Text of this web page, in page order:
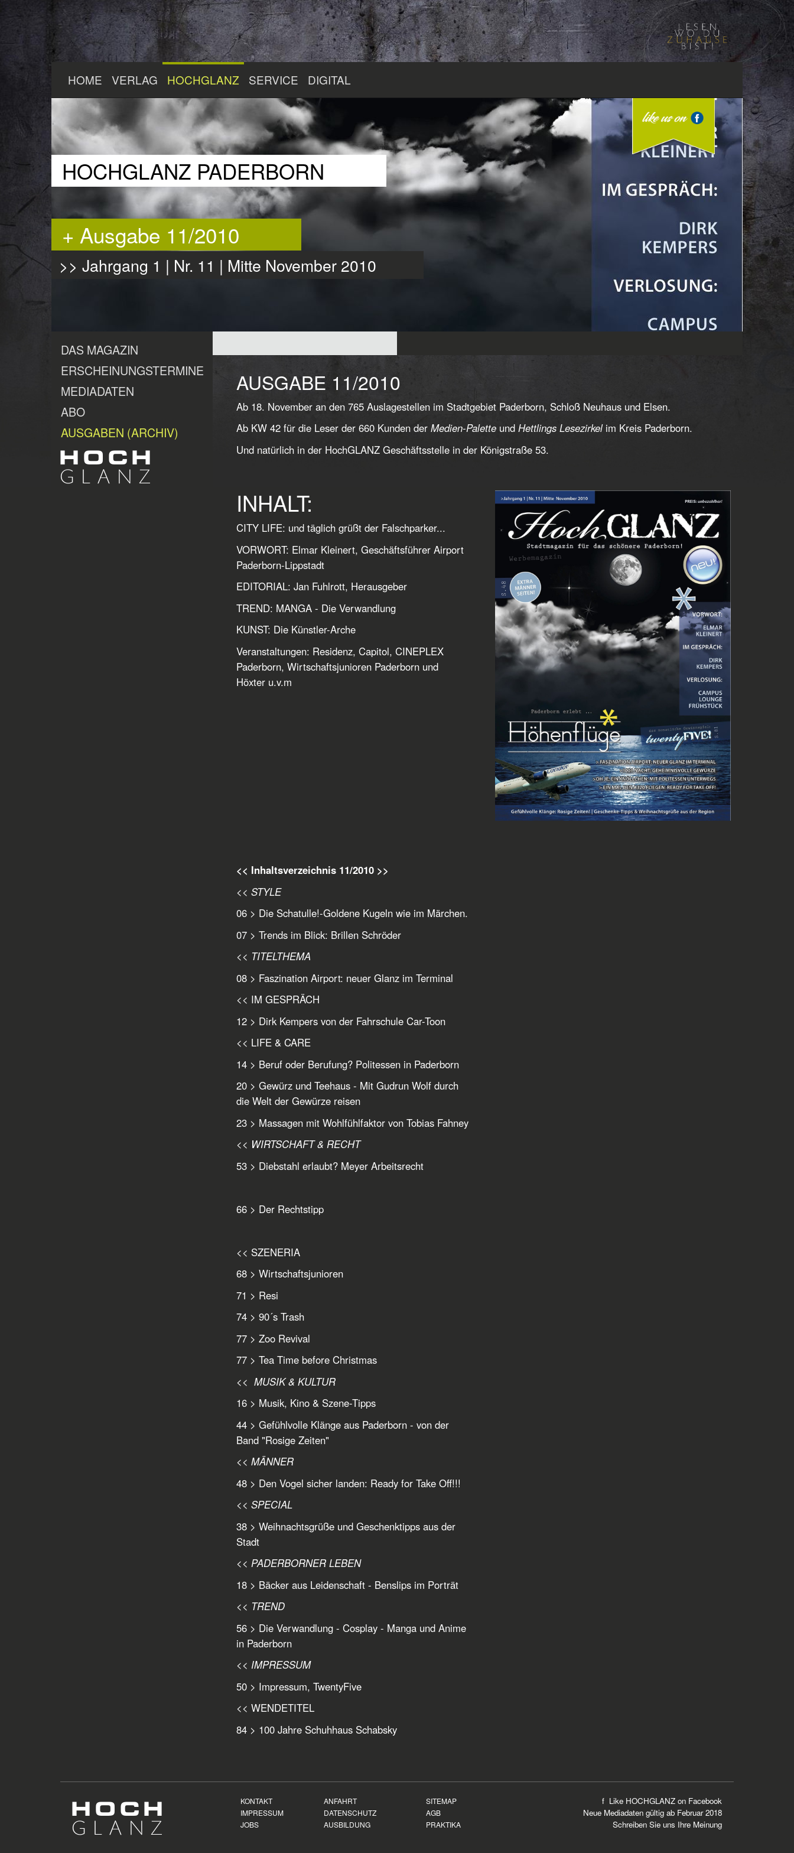
Hauptinhalt
HOME VERLAG HOCHGLANZ SERVICE DIGITAL
HOCHGLANZ PADERBORN
+ Ausgabe 11/2010
>> Jahrgang 1 | Nr. 11 | Mitte November 2010
DAS MAGAZIN
ERSCHEINUNGSTERMINE
MEDIADATEN
ABO
AUSGABEN (ARCHIV)
AUSGABE 11/2010
Ab 18. November an den 765 Auslagestellen im Stadtgebiet Paderborn, Schloß Neuhaus und Elsen.
Ab KW 42 für die Leser der 660 Kunden der Medien-Paletteund Hettlings Lesezirkelim Kreis Paderborn.
Und natürlich in der HochGLANZ Geschäftsstelle in der Königstraße 53.
INHALT:
CITY LIFE: und täglich grüßt der Falschparker...
VORWORT: Elmar Kleinert, Geschäftsführer Airport
Paderborn-Lippstadt
EDITORIAL: Jan Fuhlrott, Herausgeber
TREND: MANGA - Die Verwandlung
KUNST: Die Künstler-Arche
Veranstaltungen: Residenz, Capitol, CINEPLEX
Paderborn, Wirtschaftsjunioren Paderborn und
Höxter u.v.m
<< Inhaltsverzeichnis 11/2010 >>
<< STYLE
06 > Die Schatulle!-Goldene Kugeln wie im Märchen.
07 > Trends im Blick: Brillen Schröder
<< TITELTHEMA
08 > Faszination Airport: neuer Glanz im Terminal
<< IM GESPRÄCH
12 > Dirk Kempers von der Fahrschule Car-Toon
<< LIFE & CARE
14 > Beruf oder Berufung? Politessen in Paderborn
20 > Gewürz und Teehaus - Mit Gudrun Wolf durch
die Welt der Gewürze reisen
23 > Massagen mit Wohlfühlfaktor von Tobias Fahney
<< WIRTSCHAFT & RECHT
53 > Diebstahl erlaubt? Meyer Arbeitsrecht
66 > Der Rechtstipp
<< SZENERIA
68 > Wirtschaftsjunioren
71 > Resi
74 > 90´s Trash
77 > Zoo Revival
77 > Tea Time before Christmas
<< MUSIK & KULTUR
16 > Musik, Kino & Szene-Tipps
44 > Gefühlvolle Klänge aus Paderborn - von der
Band "Rosige Zeiten"
<< MÄNNER
48 > Den Vogel sicher landen: Ready for Take Off!!!
<< SPECIAL
38 > Weihnachtsgrüße und Geschenktipps aus der
Stadt
<< PADERBORNER LEBEN
18 > Bäcker aus Leidenschaft - Benslips im Porträt
<< TREND
56 > Die Verwandlung - Cosplay - Manga und Anime
in Paderborn
<< IMPRESSUM
50 > Impressum, TwentyFive
<< WENDETITEL
84 > 100 Jahre Schuhhaus Schabsky
KONTAKT ANFAHRT
SITEMAP
IMPRESSUM
DATENSCHUTZ
AGB
JOBS
AUSBILDUNG PRAKTIKA
f Like HOCHGLANZ on Facebook
Neue Mediadaten gültig ab Februar 2018
Schreiben Sie uns Ihre Meinung